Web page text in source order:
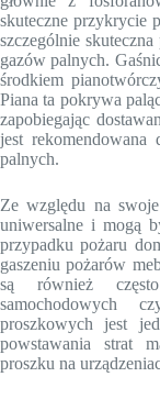
skuteczne przykrycie
szczególnie
gazów palnych.
środkiem
Piana ta pokrywa
zapobiegając
jest rekomendowana
palnych.
Ze względu na swoje
uniwersalne i mogą
przypadku pożaru
gaszeniu pożarów
są również
samochodowych
proszkowych jest
powstawania strat
proszku na